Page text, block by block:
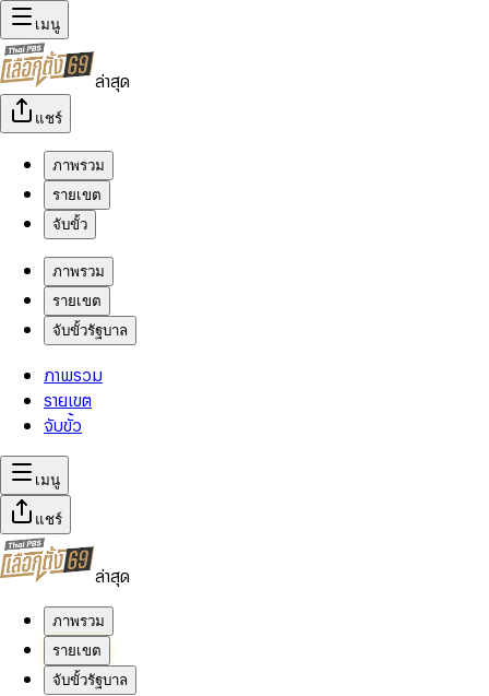
เมนู
ล่าสุด
แชร์
ภาพรวม
รายเขต
จับขั้ว
ภาพรวม
รายเขต
จับขั้วรัฐบาล
ภาพรวม
รายเขต
จับขั้ว
เมนู
แชร์
ล่าสุด
ภาพรวม
รายเขต
จับขั้วรัฐบาล